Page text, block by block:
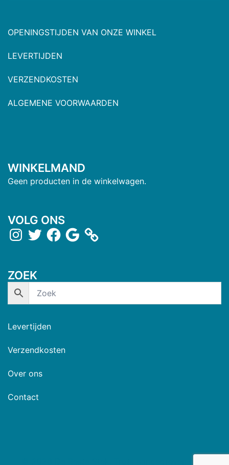
OPENINGSTIJDEN VAN ONZE WINKEL
LEVERTIJDEN
VERZENDKOSTEN
ALGEMENE VOORWAARDEN
WINKELMAND
Geen producten in de winkelwagen.
VOLG ONS
ZOEK
Levertijden
Verzendkosten
Over ons
Contact